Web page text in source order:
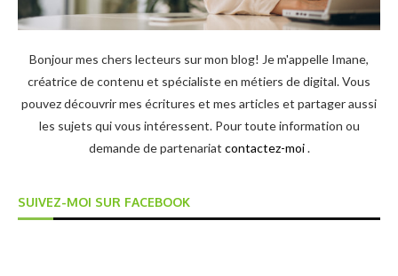
Bonjour mes chers lecteurs sur mon blog! Je m'appelle Imane,
créatrice de contenu et spécialiste en métiers de digital. Vous
pouvez découvrir mes écritures et mes articles et partager aussi
les sujets qui vous intéressent. Pour toute information ou
demande de partenariat contactez-moi.
SUIVEZ-MOI SUR FACEBOOK